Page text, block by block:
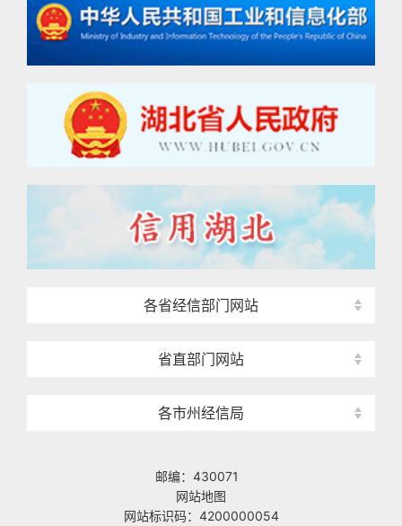
各省经信部门网站
省直部门网站
各市州经信局
邮编：430071
网站地图
网站标识码：4200000054